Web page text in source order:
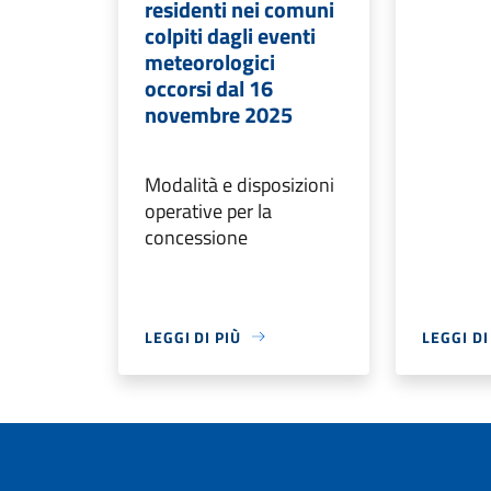
residenti nei comuni
colpiti dagli eventi
meteorologici
occorsi dal 16
novembre 2025
Modalità e disposizioni
operative per la
concessione
LEGGI DI PIÙ LEGGI